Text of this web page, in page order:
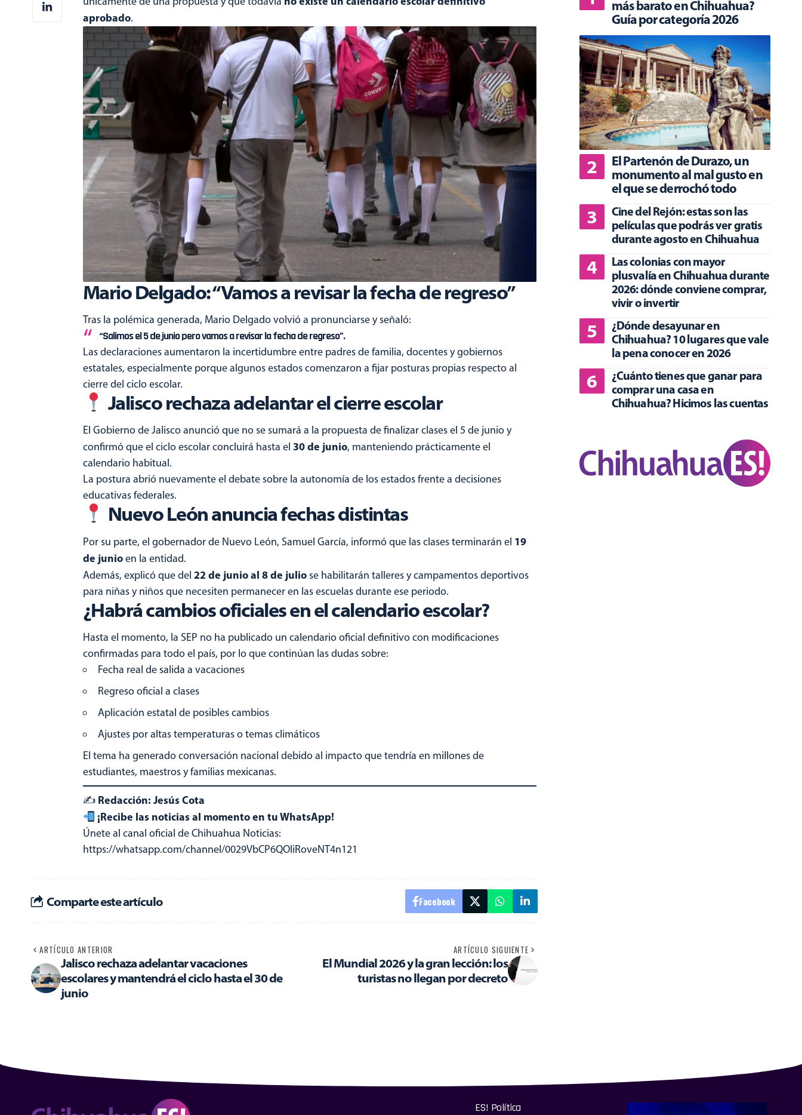
aprobado.
Mario Delgado: “Vamos a revisar la fecha de regreso”
Tras la polémica generada, Mario Delgado volvió a pronunciarse y señaló:
“Salimos el 5 de junio pero vamos a revisar la fecha de regreso”.
Las declaraciones aumentaron la incertidumbre entre padres de familia, docentes y gobiernos
estatales, especialmente porque algunos estados comenzaron a fijar posturas propias respecto al
cierre del ciclo escolar.
Jalisco rechaza adelantar el cierre escolar
El Gobierno de Jalisco anunció que no se sumará a la propuesta de finalizar clases el 5 de junio y
confirmó que el ciclo escolar concluirá hasta el 30 de junio, manteniendo prácticamente el
calendario habitual.
La postura abrió nuevamente el debate sobre la autonomía de los estados frente a decisiones
educativas federales.
Nuevo León anuncia fechas distintas
Por su parte, el gobernador de Nuevo León, Samuel García, informó que las clases terminarán el 19
de junioen la entidad.
Además, explicó que del 22 de junio al 8 de juliose habilitarán talleres y campamentos deportivos
para niñas y niños que necesiten permanecer en las escuelas durante ese periodo.
¿Habrá cambios oficiales en el calendario escolar?
Hasta el momento, la SEP no ha publicado un calendario oficial definitivo con modificaciones
confirmadas para todo el país, por lo que continúan las dudas sobre:
Fecha real de salida a vacaciones
Regreso oficial a clases
Aplicación estatal de posibles cambios
Ajustes por altas temperaturas o temas climáticos
El tema ha generado conversación nacional debido al impacto que tendría en millones de
estudiantes, maestros y familias mexicanas.
✍️ Redacción: Jesús Cota
¡Recibe las noticias al momento en tu WhatsApp!
Únete al canal oficial de Chihuahua Noticias:
https://whatsapp.com/channel/0029VbCP6QOIiRoveNT4n121
Comparte este artículo Facebook
ARTÍCULO ANTERIOR
Jalisco rechaza adelantar vacaciones
escolares y mantendrá el ciclo hasta el 30 de
junio
ARTÍCULO SIGUIENTE
El Mundial 2026 y la gran lección: los
turistas no llegan por decreto
más barato en Chihuahua?
Guía por categoría 2026
El Partenón de Durazo, un
monumento al mal gusto en
el que se derrochó todo
Cine del Rejón: estas son las
películas que podrás ver gratis
durante agosto en Chihuahua
Las colonias con mayor
plusvalía en Chihuahua durante
2026: dónde conviene comprar,
vivir o invertir
¿Dónde desayunar en
Chihuahua? 10 lugares que vale
la pena conocer en 2026
¿Cuánto tienes que ganar para
comprar una casa en
Chihuahua? Hicimos las cuentas
ES! Política